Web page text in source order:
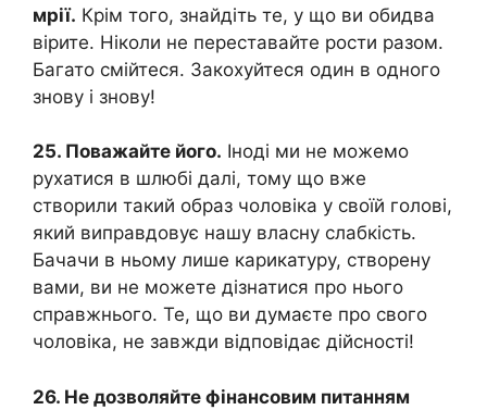
мрії. Крім того, знайдіть те, у що ви обидва
вірите. Ніколи не переставайте рости разом.
Багато смійтеся. Закохуйтеся один в одного
знову і знову!
25. Поважайте його. Іноді ми не можемо
рухатися в шлюбі далі, тому що вже
створили такий образ чоловіка у своїй голові,
який виправдовує нашу власну слабкість.
Бачачи в ньому лише карикатуру, створену
вами, ви не можете дізнатися про нього
справжнього. Те, що ви думаєте про свого
чоловіка, не завжди відповідає дійсності!
26. Не дозволяйте фінансовим питанням